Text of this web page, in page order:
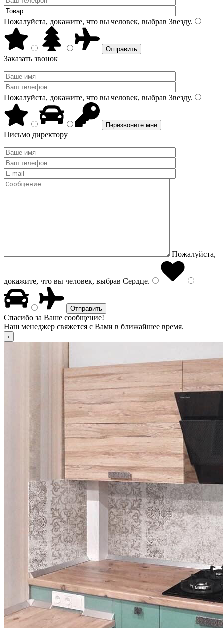
Пожалуйста, докажите, что вы человек, выбрав Звезду.
Заказать звонок
Пожалуйста, докажите, что вы человек, выбрав Звезду.
Письмо директору
Пожалуйста,
докажите, что вы человек, выбрав Сердце.
Спасибо за Ваше сообщение!
Наш менеджер свяжется с Вами в ближайшее время.